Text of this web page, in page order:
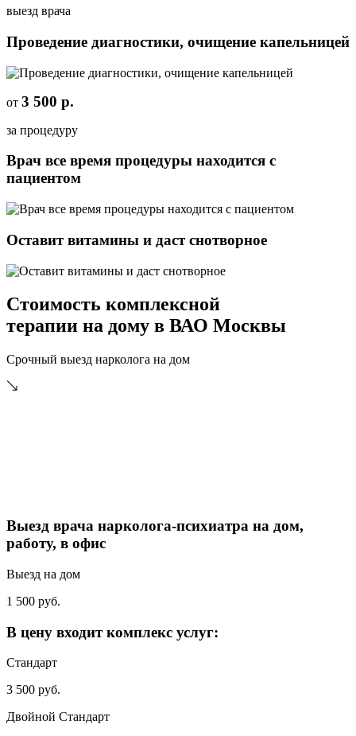
выезд врача
Проведение диагностики, очищение капельницей
от 3 500 р.
за процедуру
Врач все время процедуры находится с
пациентом
Оставит витамины и даст снотворное
Стоимость комплексной
терапии на дому в ВАО Москвы
Срочный выезд нарколога на дом
Выезд врача нарколога-психиатра на дом,
работу, в офис
Выезд на дом
1 500 руб.
В цену входит комплекс услуг:
Стандарт
3 500 руб.
Двойной Стандарт